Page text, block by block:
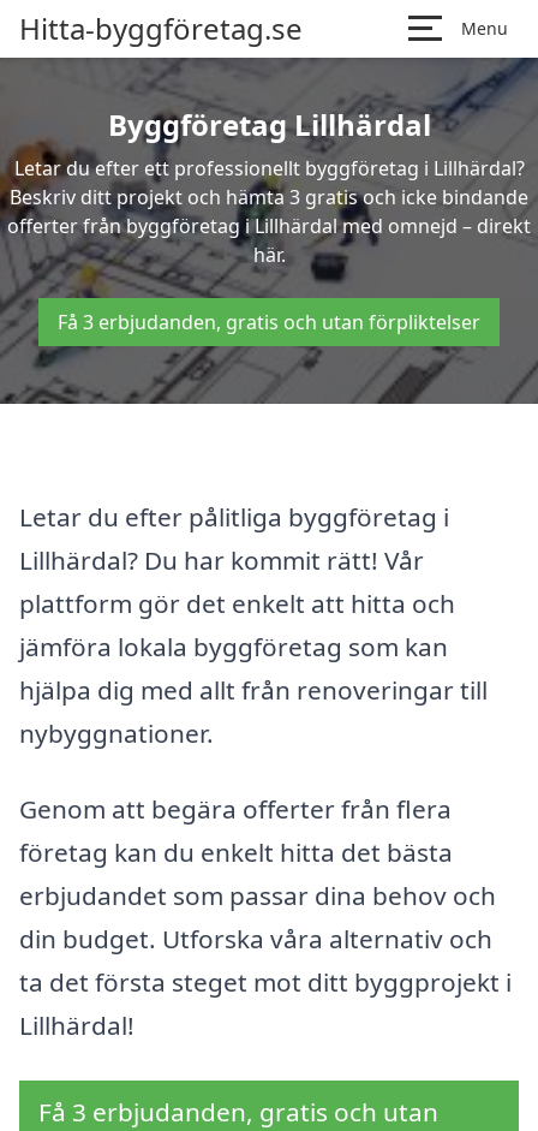
Hitta-byggföretag.se Menu
Byggföretag Lillhärdal
Letar du efter ett professionellt byggföretag i Lillhärdal?
Beskriv ditt projekt och hämta 3 gratis och icke bindande
offerter från byggföretag i Lillhärdal med omnejd – direkt
här.
Få 3 erbjudanden, gratis och utan förpliktelser
Letar du efter pålitliga byggföretag i
Lillhärdal? Du har kommit rätt! Vår
plattform gör det enkelt att hitta och
jämföra lokala byggföretag som kan
hjälpa dig med allt från renoveringar till
nybyggnationer.
Genom att begära offerter från flera
företag kan du enkelt hitta det bästa
erbjudandet som passar dina behov och
din budget. Utforska våra alternativ och
ta det första steget mot ditt byggprojekt i
Lillhärdal!
Få 3 erbjudanden, gratis och utan